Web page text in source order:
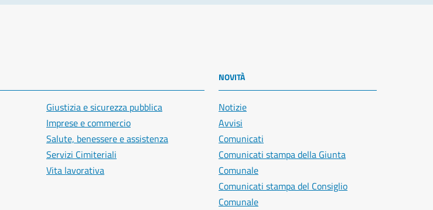
Giustizia e sicurezza pubblica
Imprese e commercio
Salute, benessere e assistenza
Servizi Cimiteriali
Vita lavorativa
NOVITÀ
Notizie
Avvisi
Comunicati
Comunicati stampa della Giunta
Comunale
Comunicati stampa del Consiglio
Comunale